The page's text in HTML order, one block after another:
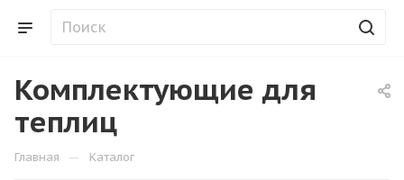
Комплектующие для
теплиц
Главная — Каталог